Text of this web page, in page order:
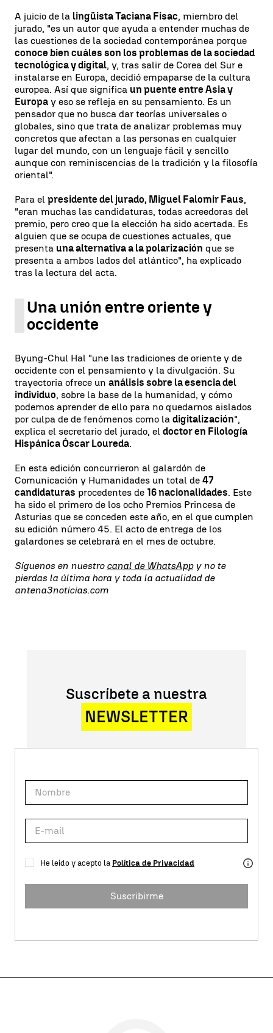
A juicio de la lingüista Taciana Fisac, miembro del
jurado, "es un autor que ayuda a entender muchas de
las cuestiones de la sociedad contemporánea porque
conoce bien cuáles son los problemas de la sociedad
tecnológica y digital, y, tras salir de Corea del Sur e
instalarse en Europa, decidió empaparse de la cultura
europea. Así que significa un puente entre Asia y
Europa y eso se refleja en su pensamiento. Es un
pensador que no busca dar teorías universales o
globales, sino que trata de analizar problemas muy
concretos que afectan a las personas en cualquier
lugar del mundo, con un lenguaje fácil y sencillo
aunque con reminiscencias de la tradición y la filosofía
oriental".
Para el presidente del jurado, Miguel Falomir Faus,
"eran muchas las candidaturas, todas acreedoras del
premio, pero creo que la elección ha sido acertada. Es
alguien que se ocupa de cuestiones actuales, que
presenta una alternativa a la polarización que se
presenta a ambos lados del atlántico", ha explicado
tras la lectura del acta.
Una unión entre oriente y
occidente
Byung-Chul Hal "une las tradiciones de oriente y de
occidente con el pensamiento y la divulgación. Su
trayectoria ofrece un análisis sobre la esencia del
individuo, sobre la base de la humanidad, y cómo
podemos aprender de ello para no quedarnos aislados
por culpa de de fenómenos como la digitalización",
explica el secretario del jurado, el doctor en Filología
Hispánica Óscar Loureda.
En esta edición concurrieron al galardón de
Comunicación y Humanidades un total de 47
candidaturas procedentes de 16 nacionalidades. Este
ha sido el primero de los ocho Premios Princesa de
Asturias que se conceden este año, en el que cumplen
su edición número 45. El acto de entrega de los
galardones se celebrará en el mes de octubre.
Síguenos en nuestro canal de WhatsAppy no te
pierdas la última hora y toda la actualidad de
antena3noticias.com
Suscríbete a nuestra
NEWSLETTER
He leído y acepto la Política de Privacidad
Suscribirme